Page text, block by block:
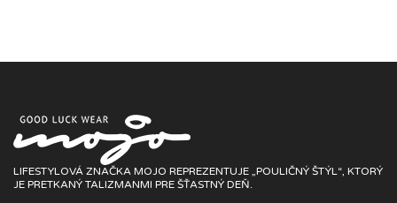
LIFESTYLOVÁ ZNAČKA MOJO REPREZENTUJE „POULIČNÝ ŠTÝL“, KTORÝ
JE PRETKANÝ TALIZMANMI PRE ŠŤASTNÝ DEŇ.